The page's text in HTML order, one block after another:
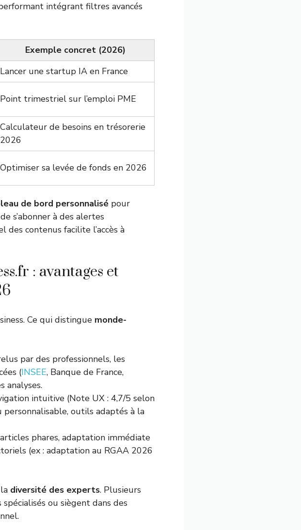
intégrant filtres avancés
Exemple concret (2026)
Lancer une startup IA en France
Point trimestriel sur l’emploi PME
Calculateur de besoins en trésorerie
2026
Optimiser sa levée de fonds en 2026
de bord personnalisé pour
s’abonner à des alertes
des contenus facilite l’accès à
: avantages et
Ce qui distingue monde-
par des professionnels, les
(INSEE, Banque de France,
analyses.
intuitive (Note UX : 4,7/5 selon
outils adaptés à la
phares, adaptation immédiate
(ex : adaptation au RGAA 2026
diversité des experts. Plusieurs
ou siègent dans des